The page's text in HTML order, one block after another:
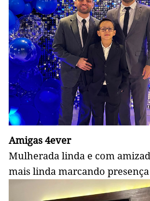
Amigas 4ever
Mulherada linda e com
mais linda marcando